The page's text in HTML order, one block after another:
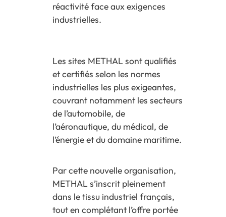
réactivité face aux exigences
industrielles.
Les sites METHAL sont qualifiés
et certifiés selon les normes
industrielles les plus exigeantes,
couvrant notamment les secteurs
de l’automobile, de
l’aéronautique, du médical, de
l’énergie et du domaine maritime.
Par cette nouvelle organisation,
METHAL s’inscrit pleinement
dans le tissu industriel français,
tout en complétant l’offre portée